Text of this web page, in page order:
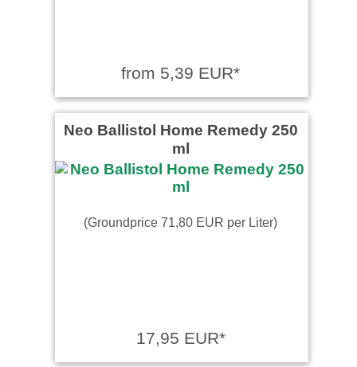
from 5,39 EUR*
Neo Ballistol Home Remedy 250
ml
(Groundprice 71,80 EUR per Liter)
17,95 EUR*